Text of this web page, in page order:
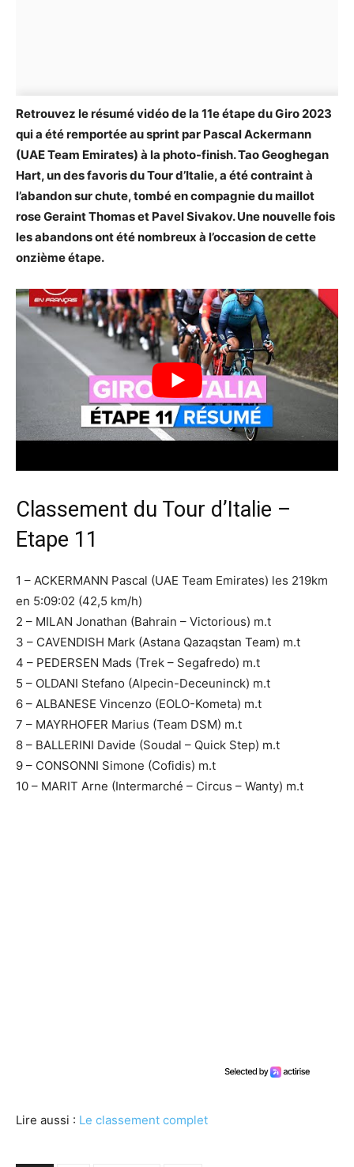
Retrouvez le résumé vidéo de la 11e étape du Giro 2023
qui a été remportée au sprint par Pascal Ackermann
(UAE Team Emirates) à la photo-finish. Tao Geoghegan
Hart, un des favoris du Tour d’Italie, a été contraint à
l’abandon sur chute, tombé en compagnie du maillot
rose Geraint Thomas et Pavel Sivakov. Une nouvelle fois
les abandons ont été nombreux à l’occasion de cette
onzième étape.
Classement du Tour d’Italie –
Etape 11
1 – ACKERMANN Pascal (UAE Team Emirates) les 219km
en 5:09:02 (42,5 km/h)
2 – MILAN Jonathan (Bahrain – Victorious) m.t
3 – CAVENDISH Mark (Astana Qazaqstan Team) m.t
4 – PEDERSEN Mads (Trek – Segafredo) m.t
5 – OLDANI Stefano (Alpecin-Deceuninck) m.t
6 – ALBANESE Vincenzo (EOLO-Kometa) m.t
7 – MAYRHOFER Marius (Team DSM) m.t
8 – BALLERINI Davide (Soudal – Quick Step) m.t
9 – CONSONNI Simone (Cofidis) m.t
10 – MARIT Arne (Intermarché – Circus – Wanty) m.t
Lire aussi : Le classement complet